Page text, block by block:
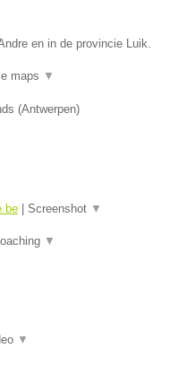
en in de provincie Luik.
maps ▼
(Antwerpen)
Screenshot ▼
▼
▼